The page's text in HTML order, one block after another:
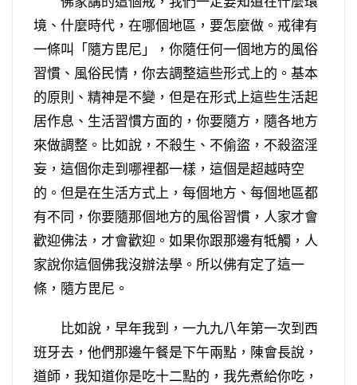
境、什麼時代，在哪個地區，要怎麼做。戒律有
一條叫「隨方毘尼」，你隨任何一個地方的風俗
習慣、風俗民情，你去調整這些形式上的。基本
的原則、精神是不變，但是在形式上這些生活起
居作息、生活習慣方面的，你要隨方，隨各地方
來做調整。比如說，不殺生、不偷盜，不殺盜淫
妄，這個你走到哪裡都一樣，這個是超越時空
的。但是在生活方式上，每個地方、每個地區都
有不同，你要隨那個地方的風俗習慣，人家才會
歡迎佛法，才會歡迎。如果你跟那邊有牴觸，人
家說你這個佛我沒辦法學。所以佛有定了這一
條，隨方毘尼。
比如說，早年我到，一九九八年第一次到西
班牙去，他們那邊午餐是下午兩點，陳會長說，
道師，我知道你是吃十二點的，我先煮給你吃，